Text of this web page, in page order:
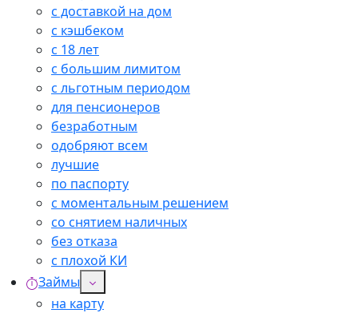
с доставкой на дом
с кэшбеком
с 18 лет
с большим лимитом
с льготным периодом
для пенсионеров
безработным
одобряют всем
лучшие
по паспорту
с моментальным решением
со снятием наличных
без отказа
с плохой КИ
Займы
на карту